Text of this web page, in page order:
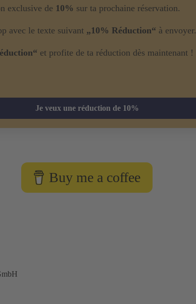
exclusive de 10% sur ta prochaine réservation.
avec le texte suivant „10% Réduction“ à envoyer.
et profite de ta réduction dès maintenant !
Je veux une réduction de 10%
Buy me a coffee